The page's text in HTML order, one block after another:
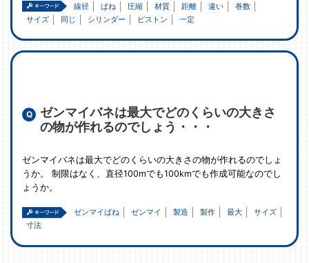
線径 ばね 圧縮 材質 距離 違い
巻数
サイズ
同じ シリンダー ピストン 一定
ゼンマイバネは最大でどのくらいの大きさ
の物が作れるのでしょう・・・
ゼンマイバネは最大でどのくらいの大きさの物が作れるのでしょ
うか。 制限はなく、直径100mでも100kmでも作成可能なのでし
ょうか。
ゼンマイばね ゼンマイ 製造 製作 最大
サイズ
寸法